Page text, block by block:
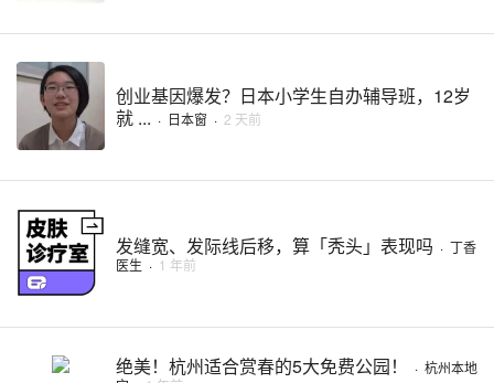
创业基因爆发？日本小学生自办辅导班，12岁
就 ... · 日本窗 · 2 天前
发缝宽、发际线后移，算「秃头」表现吗 · 丁香
医生 · 1 年前
绝美！杭州适合赏春的5大免费公园！ · 杭州本地